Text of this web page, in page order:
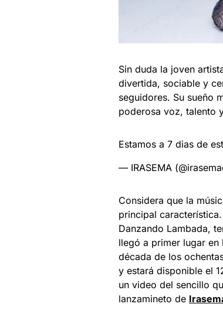
Sin duda la joven
divertida, sociable y
seguidores. Su sueño
poderosa voz, talento
Estamos a 7 dias de
— IRASEMA
Considera que la
principal
Danzando Lambada,
llegó a primer lugar
década de los
y estará disponible el
un video del sencillo
lanzamineto de